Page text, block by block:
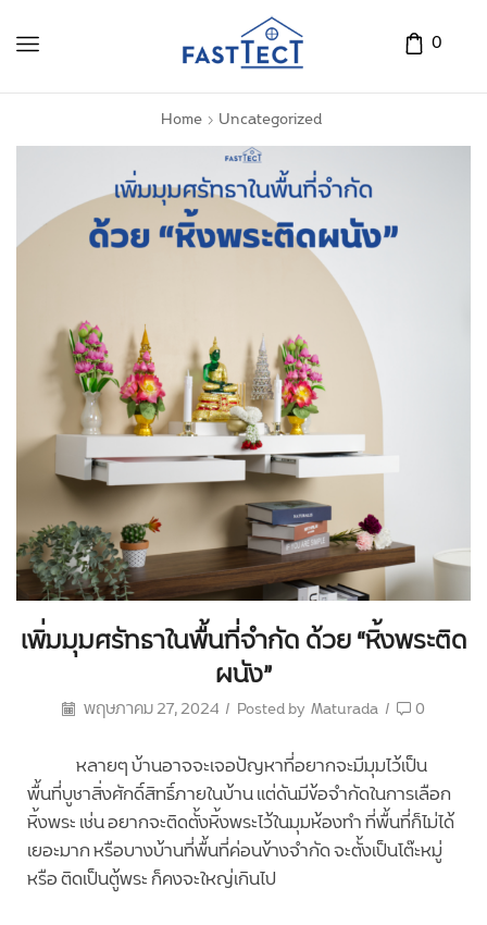
0
Home Uncategorized
เพิ่มมุมศรัทธาในพื้นที่จำกัด ด้วย “หิ้งพระติด
ผนัง”
พฤษภาคม 27, 2024 / Posted by Maturada / 0
หลายๆ บ้านอาจจะเจอปัญหาที่อยากจะมีมุมไว้เป็น
พื้นที่บูชาสิ่งศักดิ์สิทธิ์ภายในบ้าน แต่ดันมีข้อจำกัดในการเลือก
หิ้งพระ เช่น อยากจะติดตั้งหิ้งพระไว้ในมุมห้องทำ ที่พื้นที่ก็ไม่ได้
เยอะมาก หรือบางบ้านที่พื้นที่ค่อนข้างจำกัด จะตั้งเป็นโต๊ะหมู่
หรือ ติดเป็นตู้พระ ก็คงจะใหญ่เกินไป